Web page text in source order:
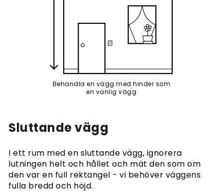
Behandla en vägg med hinder som
en vanlig vägg
Sluttande vägg
I ett rum med en sluttande vägg, ignorera
lutningen helt och hållet och mät den som om
den var en full rektangel - vi behöver väggens
fulla bredd och höjd.